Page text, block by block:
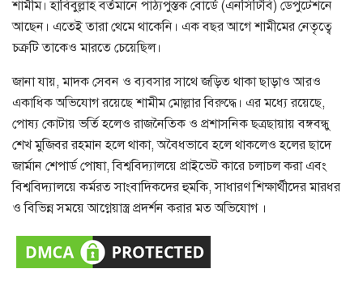
শামীম। হাবিবুল্লাহ বর্তমানে পাঠ্যপুস্তক বোর্ডে (এনসিটিবি) ডেপুটেশনে
আছেন। এতেই তারা থেমে থাকেনি। এক বছর আগে শামীমের নেতৃত্বে
চক্রটি তাকেও মারতে চেয়েছিল।
জানা যায়, মাদক সেবন ও ব্যবসার সাথে জড়িত থাকা ছাড়াও আরও
একাধিক অভিযোগ রয়েছে শামীম মোল্লার বিরুদ্ধে। এর মধ্যে রয়েছে,
পোষ্য কোটায় ভর্তি হলেও রাজনৈতিক ও প্রশাসনিক ছত্রছায়ায় বঙ্গবন্ধু
শেখ মুজিবর রহমান হলে থাকা, অবৈধভাবে হলে থাকলেও হলের ছাদে
জার্মান শেপার্ড পোষা, বিশ্ববিদ্যালয়ে প্রাইভেট কারে চলাচল করা এবং
বিশ্ববিদ্যালয়ে কর্মরত সাংবাদিকদের হুমকি, সাধারণ শিক্ষার্থীদের মারধর
ও বিভিন্ন সময়ে আগ্নেয়াস্ত্র প্রদর্শন করার মত অভিযোগ ।